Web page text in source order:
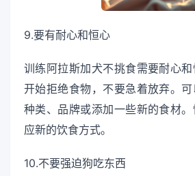
9.要有耐心和恒心
训练阿拉斯加犬不挑食需要耐心
开始拒绝食物，不要急着放弃。
种类、品牌或添加一些新的食材
应新的饮食方式。
10.不要强迫狗吃东西